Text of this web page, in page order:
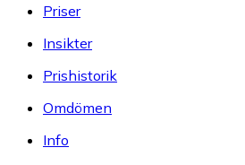
Priser
Insikter
Prishistorik
Omdömen
Info